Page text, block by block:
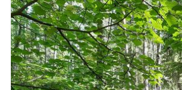
ajankohtaisempi kuin koskaan, ja sitä
Metsäsäätiö rahoittaa hankkeita
tulevaisuuspainotuksella.